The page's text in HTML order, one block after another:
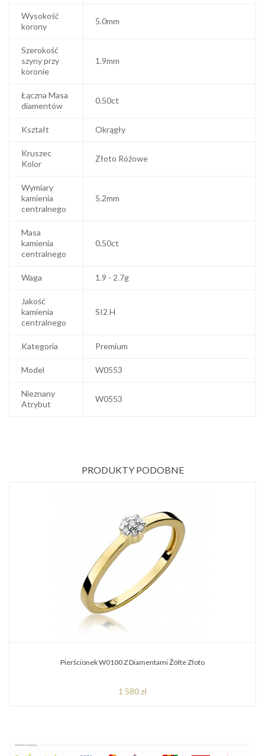
Wysokość
korony
5.0mm
Szerokość
szyny przy
koronie
1.9mm
Łączna Masa
diamentów
0.50ct
Kształt Okrągły
Kruszec
Kolor
Złoto Różowe
Wymiary
kamienia
centralnego
5.2mm
Masa
kamienia
centralnego
0.50ct
Waga 1.9 - 2.7g
Jakość
kamienia
centralnego
SI2 H
Kategoria Premium
Model W0553
Nieznany
Atrybut
W0553
PRODUKTY PODOBNE
Pierścionek W0100 Z Diamentami Żółte Złoto
1 580 zł